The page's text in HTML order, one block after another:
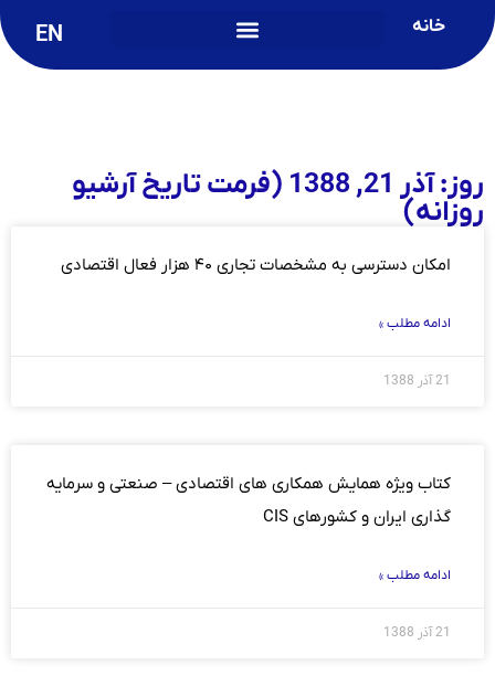
خانه EN
روز: آذر 21, 1388 (فرمت تاریخ آرشیو
روزانه)
امکان دسترسی به مشخصات تجاری ۴۰ هزار فعال اقتصادی
ادامه مطلب »
21 آذر 1388
کتاب ویژه همایش همکاری های اقتصادی – صنعتی و سرمایه
گذاری ‏ایران و کشورهای ‏CIS‏
ادامه مطلب »
21 آذر 1388